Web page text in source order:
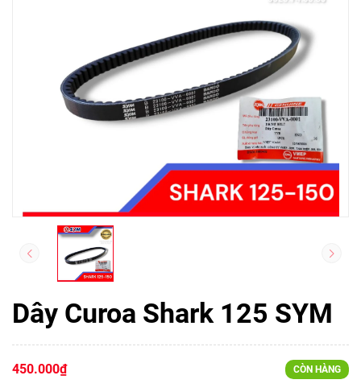
Dây Curoa Shark 125 SYM
450.000₫ CÒN HÀNG